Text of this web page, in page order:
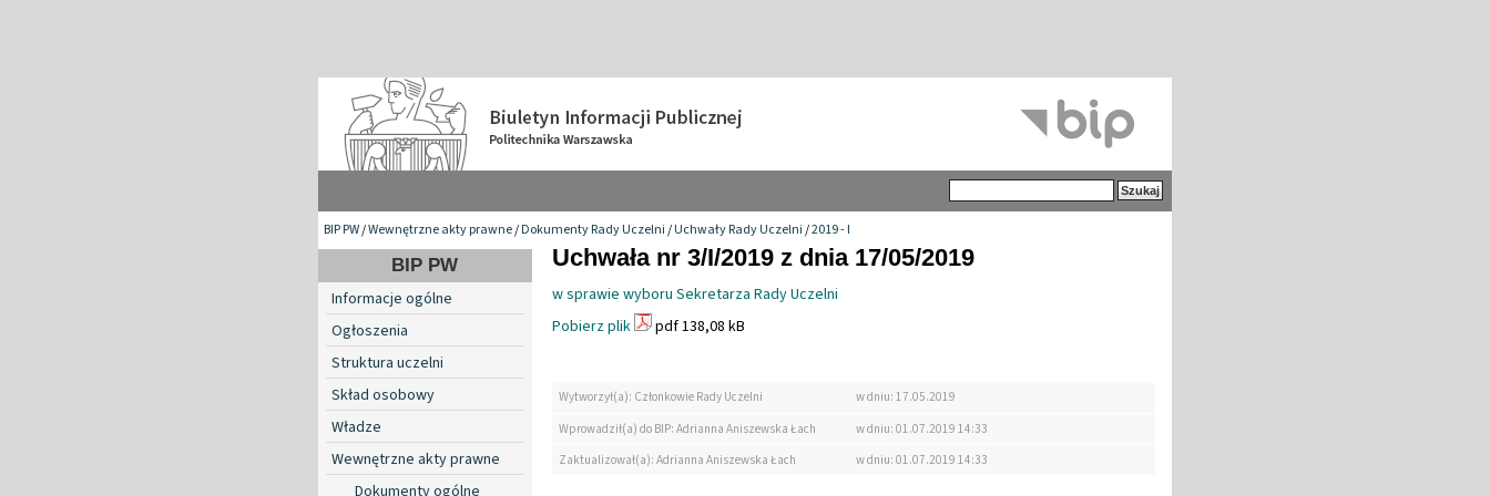
BIP PW/Wewnętrzne akty prawne/Dokumenty Rady Uczelni/Uchwały Rady Uczelni/2019 - I
BIP PW
Informacje ogólne
Ogłoszenia
Struktura uczelni
Skład osobowy
Władze
Wewnętrzne akty prawne
Dokumenty ogólne
Uchwała nr 3/I/2019 z dnia 17/05/2019
w sprawie wyboru Sekretarza Rady Uczelni
Pobierz plik
pdf 138,08 kB
Wytworzył(a): Członkowie Rady Uczelni
w dniu: 17.05.2019
Wprowadził(a) do BIP: Adrianna Aniszewska Łach
w dniu: 01.07.2019 14:33
Zaktualizował(a): Adrianna Aniszewska Łach
w dniu: 01.07.2019 14:33